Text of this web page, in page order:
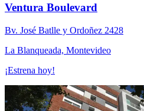
Ventura Boulevard
Bv. José Batlle y Ordoñez 2428
La Blanqueada, Montevideo
¡Estrena hoy!